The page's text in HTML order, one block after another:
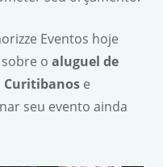
Eventos hoje
o aluguel de
Curitibanos e
seu evento ainda